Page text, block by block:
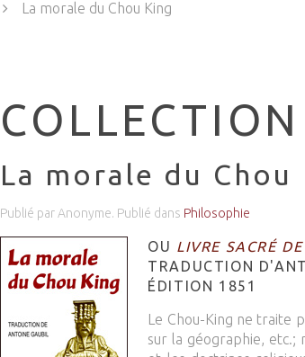
La morale du Chou King
La morale du Chou
Publié par Anonyme. Publié dans Philosophie
OU LIVRE SACRÉ
TRADUCTION
ÉDITION 1851
Le Chou-King ne traite
sur la géographie, etc.;